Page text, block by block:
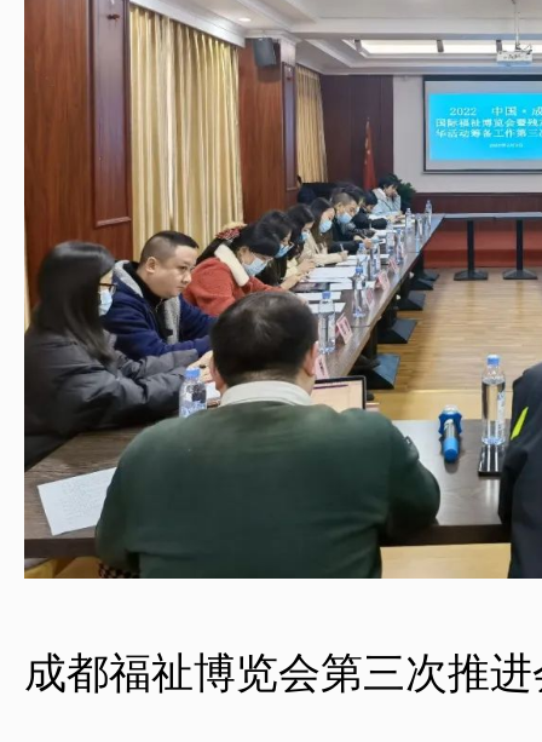
成都福祉博览会第三次推